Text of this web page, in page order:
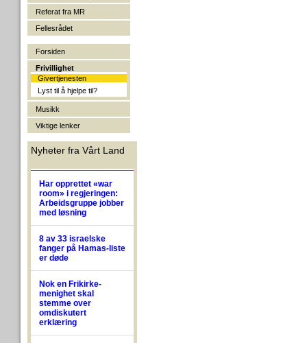
Referat fra MR
Fellesrådet
Forsiden
Frivillighet
Givertjenesten
Lyst til å hjelpe til?
Musikk
Viktige lenker
Nyheter fra Vårt Land
Har opprettet «war
room» i regjeringen:
Arbeidsgruppe jobber
med løsning
8 av 33 israelske
fanger på Hamas-liste
er døde
Nok en Frikirke-
menighet skal
stemme over
omdiskutert
erklæring